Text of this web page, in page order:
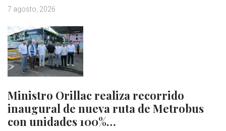
7 agosto, 2026
Ministro Orillac realiza recorrido
inaugural de nueva ruta de Metrobus
con unidades 100%…